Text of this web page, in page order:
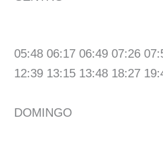
05:48 06:17 06:49 07:26
12:39 13:15 13:48 18:27
DOMINGO